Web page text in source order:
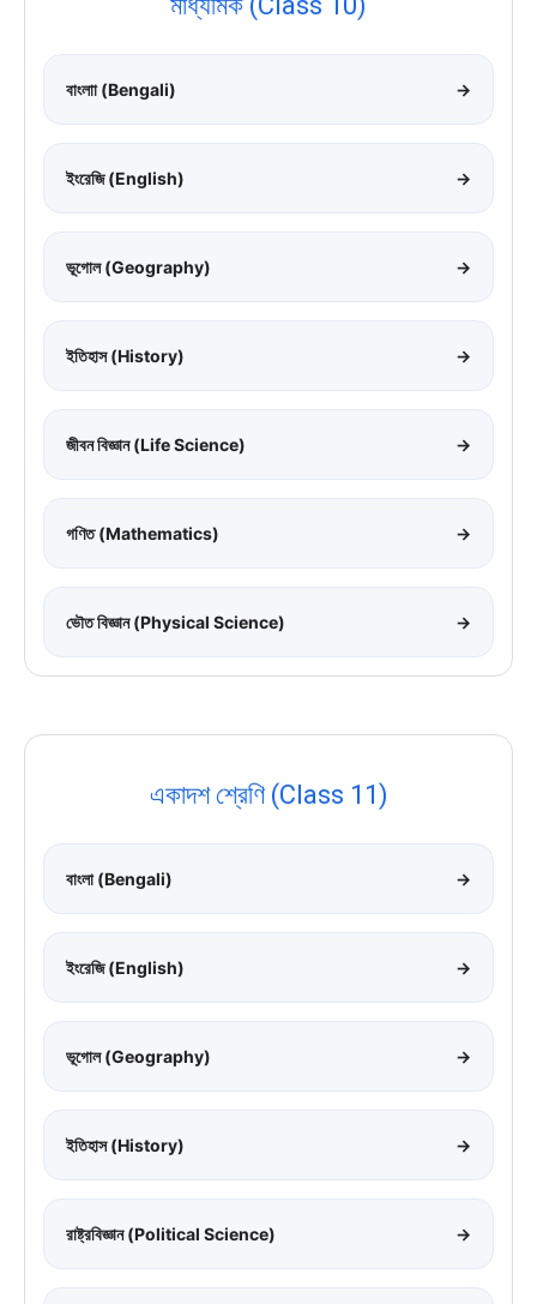
বাংলাা (Bengali) →
ইংরেজি (English) →
ভূগোল (Geography) →
ইতিহাস (History) →
জীবন বিজ্ঞান (Life Science) →
গণিত (Mathematics) →
ভৌত বিজ্ঞান (Physical Science) →
একাদশ শ্রেণি (Class 11)
বাংলা (Bengali) →
ইংরেজি (English) →
ভূগোল (Geography) →
ইতিহাস (History) →
রাষ্ট্রবিজ্ঞান (Political Science) →